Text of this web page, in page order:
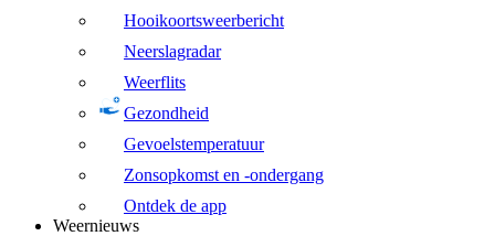
Hooikoortsweerbericht
Neerslagradar
Weerflits
Gezondheid
Gevoelstemperatuur
Zonsopkomst en -ondergang
Ontdek de app
Weernieuws